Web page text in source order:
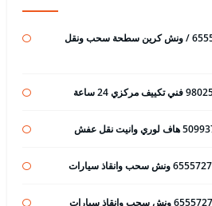
ونش ابو حليفة رقم / 65557275 / ونش كرين سطحة سحب ونقل